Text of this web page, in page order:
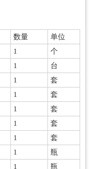
数量
单位
1
个
1
台
1
套
1
套
1
套
1
套
1
套
1
瓶
1 瓶